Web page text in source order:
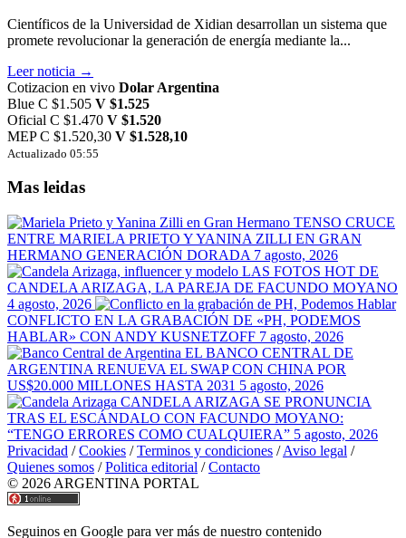
Científicos de la Universidad de Xidian desarrollan un sistema que
promete revolucionar la generación de energía mediante la...
Leer noticia →
Cotizacion en vivo Dolar Argentina
Blue C $1.505 V $1.525
Oficial C $1.470 V $1.520
MEP C $1.520,30 V $1.528,10
Actualizado 05:55
Mas leidas
TENSO CRUCE
ENTRE MARIELA PRIETO Y YANINA ZILLI EN GRAN
HERMANO GENERACIÓN DORADA 7 agosto, 2026
LAS FOTOS HOT DE
CANDELA ARIZAGA, LA PAREJA DE FACUNDO MOYANO
4 agosto, 2026
CONFLICTO EN LA GRABACIÓN DE «PH, PODEMOS
HABLAR» CON ANDY KUSNETZOFF 7 agosto, 2026
EL BANCO CENTRAL DE
ARGENTINA RENUEVA EL SWAP CON CHINA POR
US$20.000 MILLONES HASTA 2031 5 agosto, 2026
CANDELA ARIZAGA SE PRONUNCIA
TRAS EL ESCÁNDALO CON FACUNDO MOYANO:
“TENGO ERRORES COMO CUALQUIERA” 5 agosto, 2026
Privacidad / Cookies / Terminos y condiciones / Aviso legal /
Quienes somos / Politica editorial / Contacto
© 2026 ARGENTINA PORTAL
Seguinos en Google para ver más de nuestro contenido